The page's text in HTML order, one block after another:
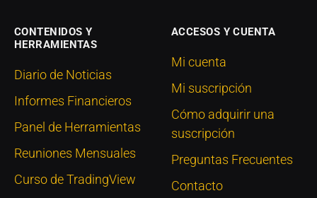
CONTENIDOS Y
HERRAMIENTAS
Diario de Noticias
Informes Financieros
Panel de Herramientas
Reuniones Mensuales
Curso de TradingView
ACCESOS Y CUENTA
Mi cuenta
Mi suscripción
Cómo adquirir una
suscripción
Preguntas Frecuentes
Contacto